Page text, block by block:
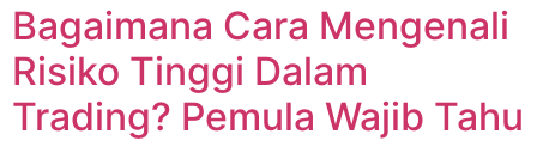
Bagaimana Cara Mengenali
Risiko Tinggi Dalam
Trading? Pemula Wajib Tahu